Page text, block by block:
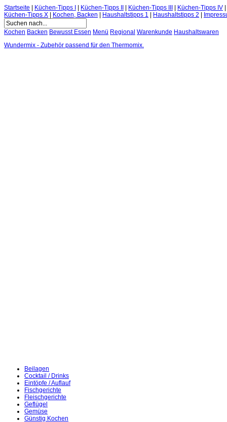
Startseite Küchen-Tipps I Küchen-Tipps II Küchen-Tipps III Küchen-Tipps IV
Küchen-Tipps X
Kochen, Backen Haushaltstipps 1 Haushaltstipps 2
Kochen Backen Bewusst Essen Menü Regional Warenkunde Haushaltswaren
Wundermix - Zubehör passend für den Thermomix.
Beilagen
Cocktail / Drinks
Eintöpfe / Auflauf
Fischgerichte
Fleischgerichte
Geflügel
Gemüse
Günstig Kochen